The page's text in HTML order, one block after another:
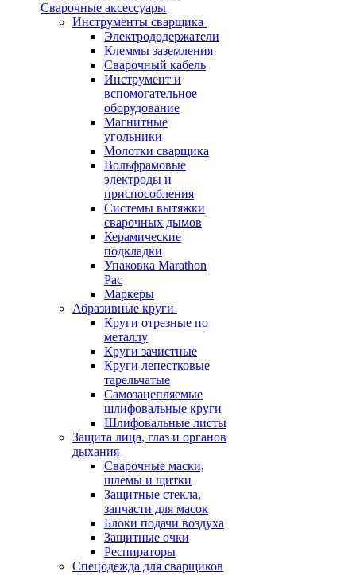
Сварочные аксессуары
Инструменты сварщика
Электрододержатели
Клеммы заземления
Сварочный кабель
Инструмент и
вспомогательное
оборудование
Магнитные
угольники
Молотки сварщика
Вольфрамовые
электроды и
приспособления
Системы вытяжки
сварочных дымов
Керамические
подкладки
Упаковка Marathon
Pac
Маркеры
Абразивные круги
Круги отрезные по
металлу
Круги зачистные
Круги лепестковые
тарельчатые
Самозацепляемые
шлифовальные круги
Шлифовальные листы
Защита лица, глаз и органов
дыхания
Сварочные маски,
шлемы и щитки
Защитные стекла,
запчасти для масок
Блоки подачи воздуха
Защитные очки
Респираторы
Спецодежда для сварщиков